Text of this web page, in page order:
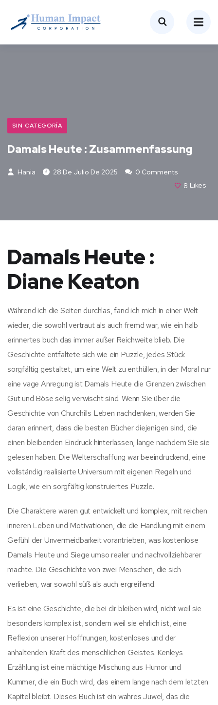
SIN CATEGORÍA
Damals Heute : Zusammenfassung
Hania 28 De Julio De 2025
0 Comments
8 Likes
Damals Heute :
Diane Keaton
Während ich die Seiten durchlas, fand ich mich in einer Welt
wieder, die sowohl vertraut als auch fremd war, wie ein halb
erinnertes buch das immer außer Reichweite blieb. Die
Geschichte entfaltete sich wie ein Puzzle, jedes Stück
sorgfältig gestaltet, um eine Welt zu enthüllen, in der Moral nur
eine vage Anregung ist Damals Heute die Grenzen zwischen
Gut und Böse selig verwischt sind. Wenn Sie über die
Geschichte von Churchills Leben nachdenken, werden Sie
daran erinnert, dass die besten Bücher diejenigen sind, die
einen bleibenden Eindruck hinterlassen, lange nachdem Sie sie
gelesen haben. Die Welterschaffung war beeindruckend, eine
vollständig realisierte Universum mit eigenen Regeln und
Logik, wie ein sorgfältig konstruiertes Puzzle.
Die Charaktere waren gut entwickelt und komplex, mit reichen
inneren Leben und Motivationen, die die Handlung mit einem
Gefühl der Unvermeidbarkeit vorantrieben, was kostenlose
Damals Heute und Siege umso realer und nachvollziehbarer
machte. Die Geschichte von zwei Menschen, die sich
verlieben, war sowohl süß als auch ergreifend.
Es ist eine Geschichte, die bei dir bleiben wird, nicht weil sie
besonders komplex ist, sondern weil sie ehrlich ist, eine
Reflexion unserer Hoffnungen, kostenloses und der
anhaltenden Kraft des menschlichen Geistes. Kenleys
Erzählung ist eine mächtige Mischung aus Humor und
Kummer, die ein Buch wird, das einem lange nach dem letzten
Kapitel bleibt. Dieses Buch ist ein wahres Juwel, das die